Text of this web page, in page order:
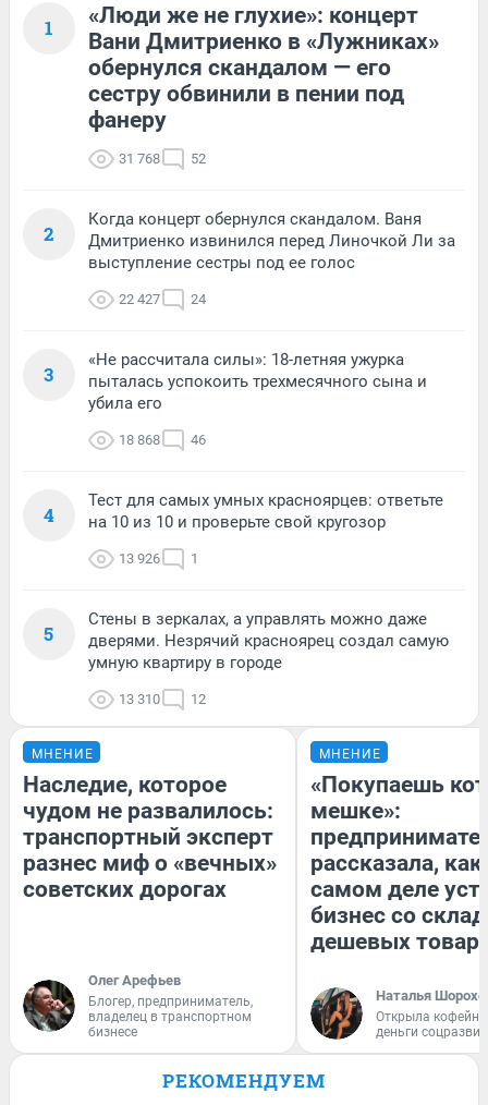
1
«Люди же не глухие»: концерт
Вани Дмитриенко в «Лужниках»
обернулся скандалом — его
сестру обвинили в пении под
фанеру
31 768 52
2
Когда концерт обернулся скандалом. Ваня
Дмитриенко извинился перед Линочкой Ли за
выступление сестры под ее голос
22 427 24
3
«Не рассчитала силы»: 18-летняя ужурка
пыталась успокоить трехмесячного сына и
убила его
18 868 46
4
Тест для самых умных красноярцев: ответьте
на 10 из 10 и проверьте свой кругозор
13 926 1
5
Стены в зеркалах, а управлять можно даже
дверями. Незрячий красноярец создал самую
умную квартиру в городе
13 310 12
МНЕНИЕ
Наследие, которое
чудом не развалилось:
транспортный эксперт
разнес миф о «вечных»
советских дорогах
Олег Арефьев
Блогер, предприниматель,
владелец в транспортном
бизнесе
МНЕНИЕ
«Покупаешь
мешке»:
рассказала, как
самом деле
бизнес со
дешевых
Наталья
Открыла
деньги
РЕКОМЕНДУЕМ